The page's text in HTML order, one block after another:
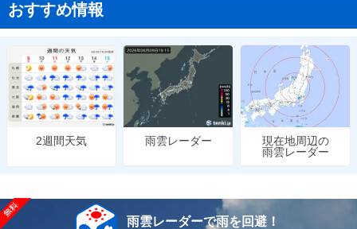
おすすめ情報
2週間天気 雨雲レーダー
現在地周辺の
雨雲レーダー
雨雲レーダーで雨を回避！